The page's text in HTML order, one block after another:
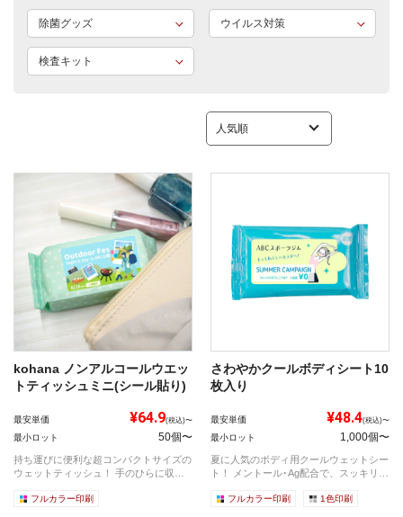
除菌グッズ ウイルス対策
検査キット
kohana ノンアルコールウエッ
トティッシュミニ(シール貼り)
最安単価 ¥64.9(税込)〜
最小ロット 50個〜
持ち運びに便利な超コンパクトサイズの
ウェットティッシュ！ 手のひらに収ま
フルカラー印刷
さわやかクールボディシート10
枚入り
最安単価 ¥48.4(税込)〜
最小ロット 1,000個〜
夏に人気のボディ用クールウェットシー
ト！ メントール･Ag配合で、スッキリと
フルカラー印刷 1色印刷